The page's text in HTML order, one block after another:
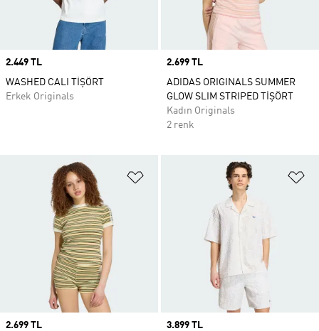
Price
2.449 TL
WASHED CALI TİŞÖRT
Erkek Originals
Price
2.699 TL
ADIDAS ORIGINALS SUMMER
GLOW SLIM STRIPED TİŞÖRT
Kadın Originals
2 renk
Favori Listesine Ekle
Price
2.699 TL
Price
3.899 TL